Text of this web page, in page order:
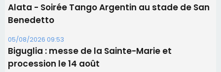
Tennis - Début ce week-end du tournoi du
RCPV
Les plus lus